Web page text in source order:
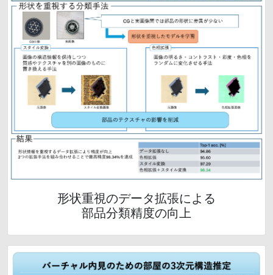
形状重視のデータ拡張による
部品分類精度の向上